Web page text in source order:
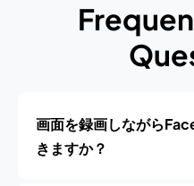
画面を録画しながら
きますか？